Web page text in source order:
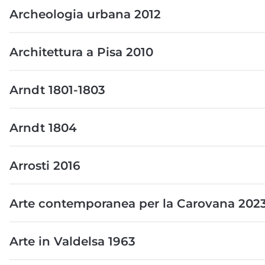
Archeologia urbana 2012
Architettura a Pisa 2010
Arndt 1801-1803
Arndt 1804
Arrosti 2016
Arte contemporanea per la Carovana
Arte in Valdelsa 1963